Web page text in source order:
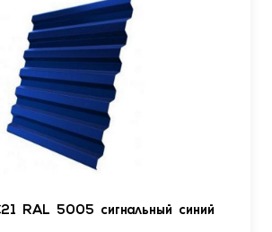
RAL 5005 сигнальный синий